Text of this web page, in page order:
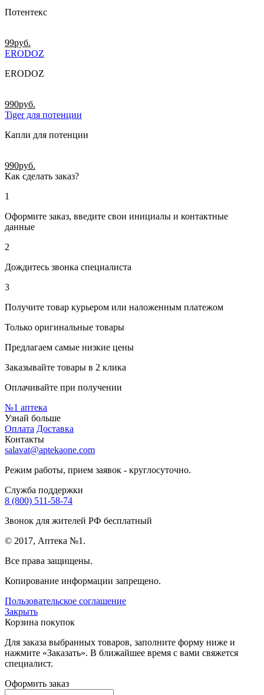
Потентекс
99руб.
ERODOZ
ERODOZ
990руб.
Tiger для потенции
Капли для потенции
990руб.
Как сделать заказ?
1
Оформите заказ, введите свои инициалы и контактные
данные
2
Дождитесь звонка специалиста
3
Получите товар курьером или наложенным платежом
Только оригинальные товары
Предлагаем самые низкие цены
Заказывайте товары в 2 клика
Оплачивайте при получении
№1 аптека
Узнай больше
Оплата Доставка
Контакты
salavat@aptekaone.com
Режим работы, прием заявок - круглосуточно.
Служба поддержки
8 (800) 511-58-74
Звонок для жителей РФ бесплатный
© 2017, Аптека №1.
Все права защищены.
Копирование информации запрещено.
Пользовательское соглашение
Закрыть
Корзина покупок
Для заказа выбранных товаров, заполните форму ниже и
нажмите «Заказать». В ближайшее время с вами свяжется
специалист.
Оформить заказ